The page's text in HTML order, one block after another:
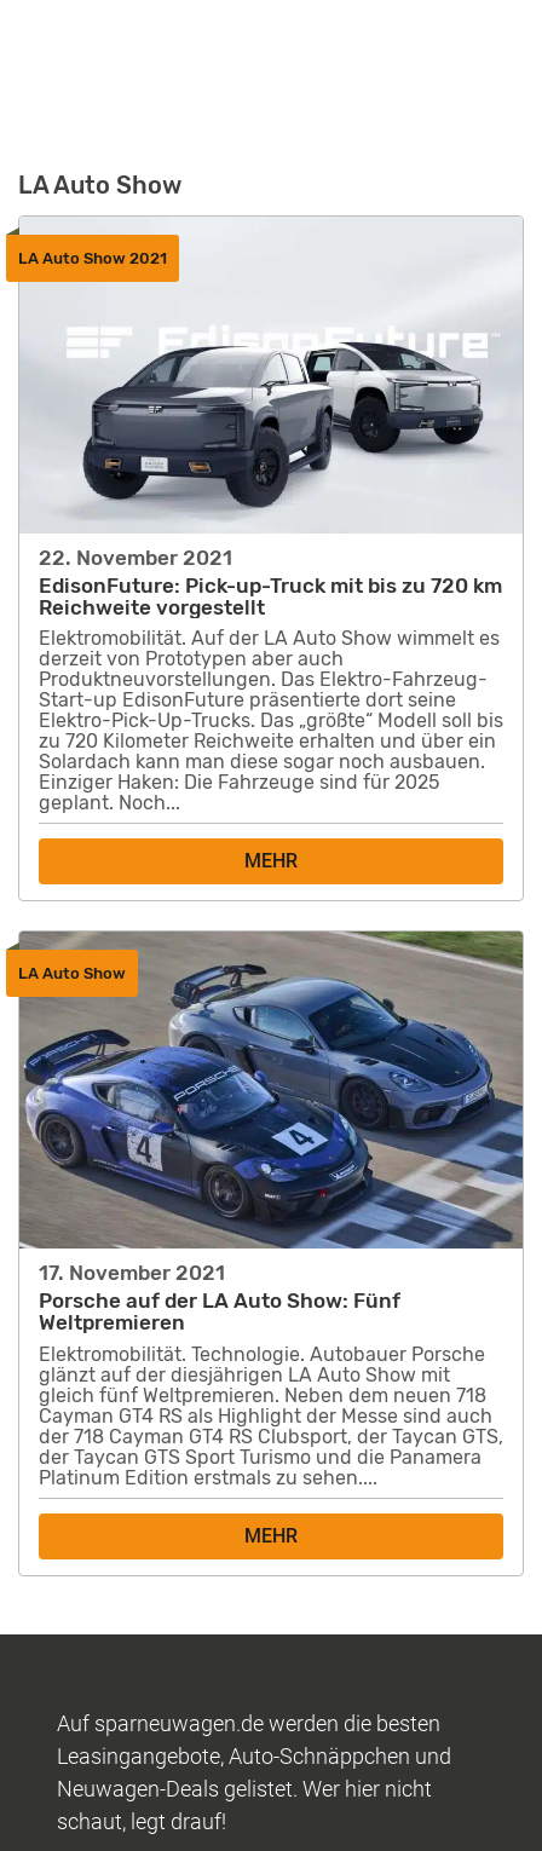
LA Auto Show
22. November 2021
EdisonFuture: Pick-up-Truck mit bis zu 720 km
Reichweite vorgestellt
Elektromobilität. Auf der LA Auto Show wimmelt es
derzeit von Prototypen aber auch
Produktneuvorstellungen. Das Elektro-Fahrzeug-
Start-up EdisonFuture präsentierte dort seine
Elektro-Pick-Up-Trucks. Das „größte“ Modell soll bis
zu 720 Kilometer Reichweite erhalten und über ein
Solardach kann man diese sogar noch ausbauen.
Einziger Haken: Die Fahrzeuge sind für 2025
geplant. Noch...
MEHR
LA Auto Show 2021
17. November 2021
Porsche auf der LA Auto Show: Fünf
Weltpremieren
Elektromobilität. Technologie. Autobauer Porsche
glänzt auf der diesjährigen LA Auto Show mit
gleich fünf Weltpremieren. Neben dem neuen 718
Cayman GT4 RS als Highlight der Messe sind auch
der 718 Cayman GT4 RS Clubsport, der Taycan GTS,
der Taycan GTS Sport Turismo und die Panamera
Platinum Edition erstmals zu sehen....
MEHR
LA Auto Show
Auf sparneuwagen.de werden die besten
Leasingangebote, Auto-Schnäppchen und
Neuwagen-Deals gelistet. Wer hier nicht
schaut, legt drauf!